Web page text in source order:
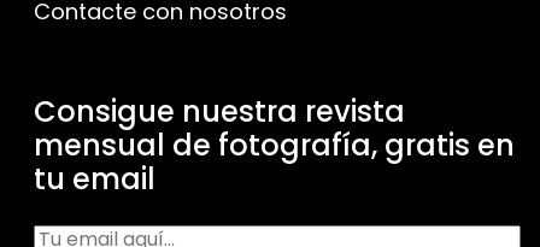
Contacte con nosotros
Consigue nuestra revista
mensual de fotografía, gratis en
tu email